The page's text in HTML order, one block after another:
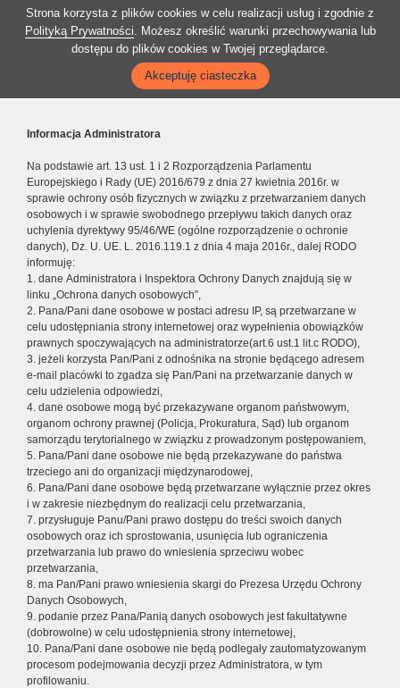
Strona korzysta z plików cookies w celu realizacji usług i zgodnie z
Polityką Prywatności. Możesz określić warunki przechowywania lub
dostępu do plików cookies w Twojej przeglądarce.
Akceptuję ciasteczka
Informacja Administratora
Na podstawie art. 13 ust. 1 i 2 Rozporządzenia Parlamentu
Europejskiego i Rady (UE) 2016/679 z dnia 27 kwietnia 2016r. w
sprawie ochrony osób fizycznych w związku z przetwarzaniem danych
osobowych i w sprawie swobodnego przepływu takich danych oraz
uchylenia dyrektywy 95/46/WE (ogólne rozporządzenie o ochronie
danych), Dz. U. UE. L. 2016.119.1 z dnia 4 maja 2016r., dalej RODO
informuję:
1. dane Administratora i Inspektora Ochrony Danych znajdują się w
linku „Ochrona danych osobowych”,
2. Pana/Pani dane osobowe w postaci adresu IP, są przetwarzane w
celu udostępniania strony internetowej oraz wypełnienia obowiązków
prawnych spoczywających na administratorze(art.6 ust.1 lit.c RODO),
3. jeżeli korzysta Pan/Pani z odnośnika na stronie będącego adresem
e-mail placówki to zgadza się Pan/Pani na przetwarzanie danych w
celu udzielenia odpowiedzi,
4. dane osobowe mogą być przekazywane organom państwowym,
organom ochrony prawnej (Policja, Prokuratura, Sąd) lub organom
samorządu terytorialnego w związku z prowadzonym postępowaniem,
5. Pana/Pani dane osobowe nie będą przekazywane do państwa
trzeciego ani do organizacji międzynarodowej,
6. Pana/Pani dane osobowe będą przetwarzane wyłącznie przez okres
i w zakresie niezbędnym do realizacji celu przetwarzania,
7. przysługuje Panu/Pani prawo dostępu do treści swoich danych
osobowych oraz ich sprostowania, usunięcia lub ograniczenia
przetwarzania lub prawo do wniesienia sprzeciwu wobec
przetwarzania,
8. ma Pan/Pani prawo wniesienia skargi do Prezesa Urzędu Ochrony
Danych Osobowych,
9. podanie przez Pana/Panią danych osobowych jest fakultatywne
(dobrowolne) w celu udostępnienia strony internetowej,
10. Pana/Pani dane osobowe nie będą podlegały zautomatyzowanym
procesom podejmowania decyzji przez Administratora, w tym
profilowaniu.